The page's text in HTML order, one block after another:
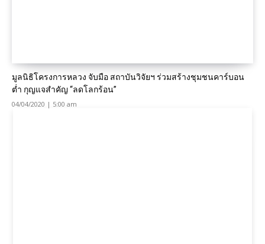
มูลนิธิโครงการหลวง จับมือ สถาบันวิจัยฯ ร่วมสร้างชุมชนคาร์บอน
ต่ำ กุญแจสำคัญ “ลดโลกร้อน”
04/04/2020 | 5:00 am